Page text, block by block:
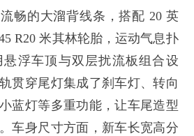
畅的大溜背线条，搭配 20 英
R20 米其林轮胎，运动气息扑
浮车顶与双层扰流板组合设
贯穿尾灯集成了刹车灯、转向
蓝灯等多重功能，让车尾造型
车身尺寸方面，新车长宽高分